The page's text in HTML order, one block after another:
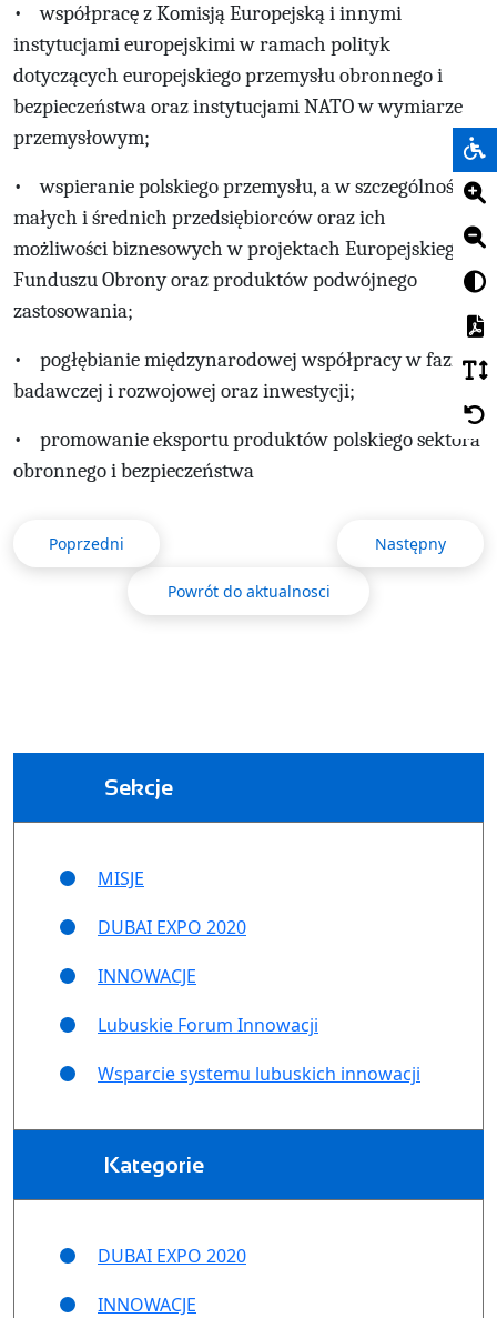
• współpracę z Komisją Europejską i innymi
instytucjami europejskimi w ramach polityk
dotyczących europejskiego przemysłu obronnego i
bezpieczeństwa oraz instytucjami NATO w wymiarze
przemysłowym;
• wspieranie polskiego przemysłu, a w szczególności
małych i średnich przedsiębiorców oraz ich
możliwości biznesowych w projektach Europejskiego
Funduszu Obrony oraz produktów podwójnego
zastosowania;
• pogłębianie międzynarodowej współpracy w fazie
badawczej i rozwojowej oraz inwestycji;
• promowanie eksportu produktów polskiego sektora
obronnego i bezpieczeństwa
Poprzedni Następny
Powrót do aktualnosci
Sekcje
MISJE
DUBAI EXPO 2020
INNOWACJE
Lubuskie Forum Innowacji
Wsparcie systemu lubuskich innowacji
Kategorie
DUBAI EXPO 2020
INNOWACJE